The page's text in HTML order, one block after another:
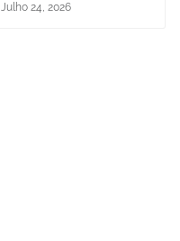
Julho 24, 2026